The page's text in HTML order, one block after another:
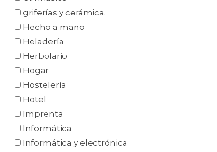
griferías y cerámica.
Hecho a mano
Heladería
Herbolario
Hogar
Hostelería
Hotel
Imprenta
Informática
Informática y electrónica